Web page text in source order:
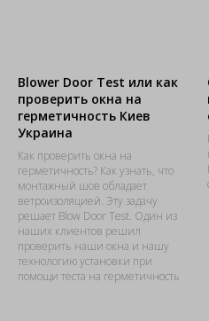
Blower Door Test или как
проверить окна на
герметичность Киев
Украина
Как проверить окна на
герметичность? Как узнать, что
монтажный шов обладает
ветроизоляцией. Эту задачу
решает Blow Door Test. Один из
наших клиентов решил
проверить наши окна и нашу
технологию установки при
помощи теста на герметичность